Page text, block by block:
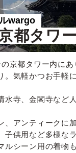
wargo
都タワ
京都タワー内にあ
。気軽かつお手軽
水寺、金閣寺など
、アンティークに
子供用など多様な
ルシーン用の着物